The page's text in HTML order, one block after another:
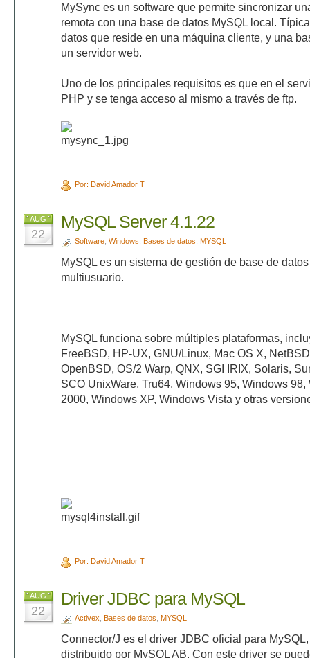
MySync es un software que permite sincronizar
remota con una base de datos MySQL local.
datos que reside en una máquina cliente, y una
un servidor web.
Uno de los principales requisitos es que en el
PHP y se tenga acceso al mismo a través de ftp.
Por: David Amador T
AUG
22
MySQL Server 4.1.22
Software, Windows Bases de datos MYSQL
MySQL es un sistema de gestión de base de
multiusuario.
MySQL funciona sobre múltiples plataformas,
FreeBSD, HP-UX, GNU/Linux, Mac OS X,
OpenBSD, OS/2 Warp, QNX, SGI IRIX, Solaris,
SCO UnixWare, Tru64, Windows 95, Windows
2000, Windows XP, Windows Vista y otras
Por: David Amador T
AUG
22
Driver JDBC para MySQL
Activex Bases de datos MYSQL
Connector/J es el driver JDBC oficial para
distribuido por MySQL AB. Con este driver se